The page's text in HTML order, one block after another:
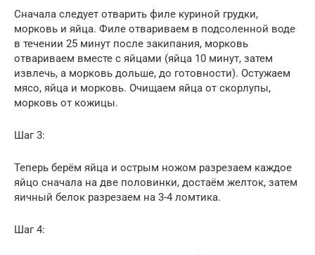
Сначала следует отварить филе куриной грудки,
морковь и яйца. Филе отвариваем в подсоленной воде
в течении 25 минут после закипания, морковь
отвариваем вместе с яйцами (яйца 10 минут, затем
извлечь, а морковь дольше, до готовности). Остужаем
мясо, яйца и морковь. Очищаем яйца от скорлупы,
морковь от кожицы.
Шаг 3:
Теперь берём яйца и острым ножом разрезаем каждое
яйцо сначала на две половинки, достаём желток, затем
яичный белок разрезаем на 3-4 ломтика.
Шаг 4: